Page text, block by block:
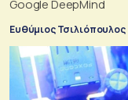
Google DeepMind
Ευθύμιος Τσιλιόπουλος